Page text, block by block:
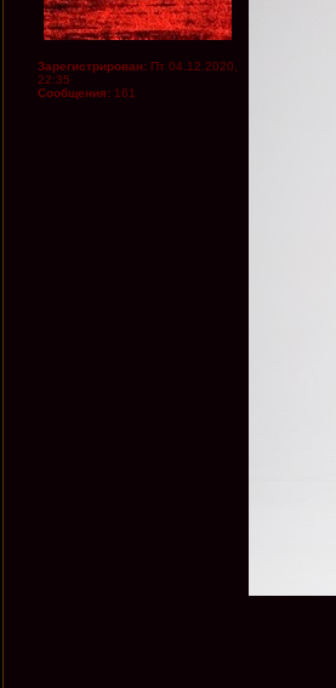
Зарегистрирован: Пт 04.12.2020,
22:35
Сообщения: 161